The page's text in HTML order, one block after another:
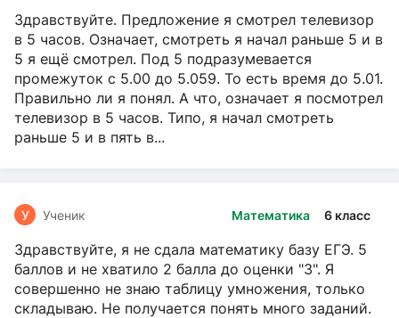
Здравствуйте. Предложение я смотрел телевизор
в 5 часов. Означает, смотреть я начал раньше 5 и в
5 я ещё смотрел. Под 5 подразумевается
промежуток с 5.00 до 5.059. То есть время до 5.01.
Правильно ли я понял. А что, означает я посмотрел
телевизор в 5 часов. Типо, я начал смотреть
раньше 5 и в пять в...
Математика 6 класс
У Ученик
Здравствуйте, я не сдала математику базу ЕГЭ. 5
баллов и не хватило 2 балла до оценки "3". Я
совершенно не знаю таблицу умножения, только
складываю. Не получается понять много заданий.